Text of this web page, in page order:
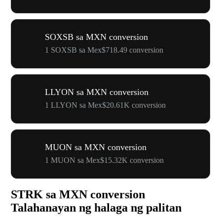
SOXSB sa MXN conversion
1 SOXSB sa Mex$718.49 conversion
LLYON sa MXN conversion
1 LLYON sa Mex$20.61K conversion
MUON sa MXN conversion
1 MUON sa Mex$15.32K conversion
STRK sa MXN conversion
Talahanayan ng halaga ng palitan